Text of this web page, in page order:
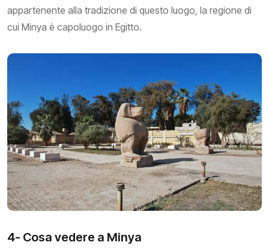
appartenente alla tradizione di questo luogo, la regione di
cui Minya è capoluogo in Egitto.
4- Cosa vedere a Minya